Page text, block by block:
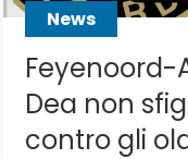
News
Feyenoord-
Dea non
contro gli